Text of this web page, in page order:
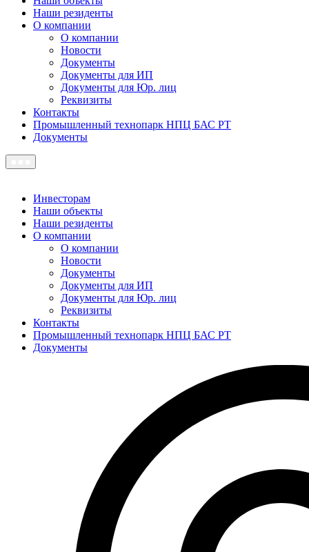
Наши резиденты
О компании
О компании
Новости
Документы
Документы для ИП
Документы для Юр. лиц
Реквизиты
Контакты
Промышленный технопарк НПЦ БАС РТ
Документы
Инвесторам
Наши объекты
Наши резиденты
О компании
О компании
Новости
Документы
Документы для ИП
Документы для Юр. лиц
Реквизиты
Контакты
Промышленный технопарк НПЦ БАС РТ
Документы